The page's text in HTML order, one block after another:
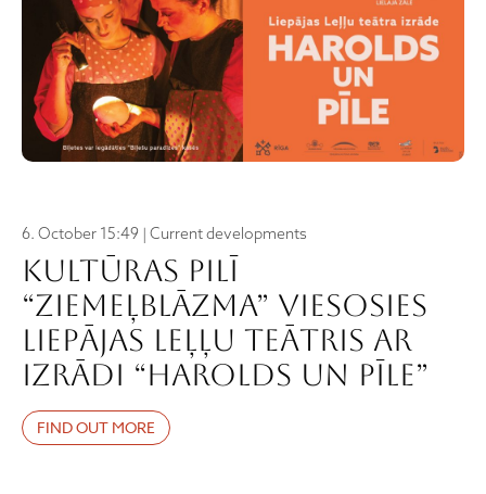
6. October 15:49 | Current developments
Kultūras pilī
“Ziemeļblāzma” viesosies
Liepājas Leļļu teātris ar
izrādi “Harolds un pīle”
FIND OUT MORE